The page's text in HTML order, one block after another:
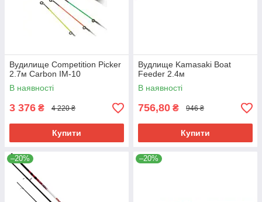
Вудилище Competition Picker
2.7м Carbon IM-10
В наявності
3 376 ₴ 4 220 ₴
Купити
Вудлище Kamasaki Boat
Feeder 2.4м
В наявності
756,80 ₴ 946 ₴
Купити
–20% –20%